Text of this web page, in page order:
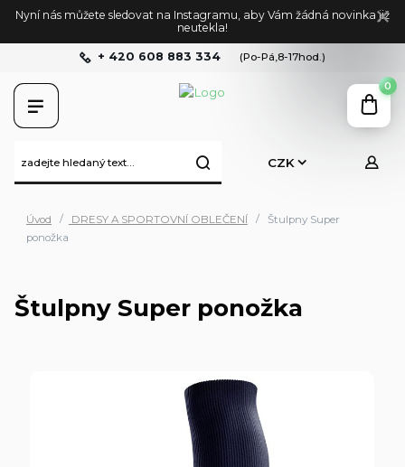
Nyní nás můžete sledovat na Instagramu, aby Vám žádná novinka již
neutekla!
CZK
+ 420 608 883 334 (Po-Pá,8-17hod.)
0
Úvod DRESY A SPORTOVNÍ OBLEČENÍ
Štulpny Super
ponožka
Štulpny Super ponožka